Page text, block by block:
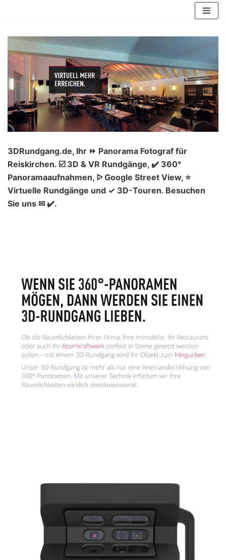
Inhalt
springen
3DRundgang.de, Ihr ⏩ Panorama Fotograf für
Reiskirchen. ☑️ 3D & VR Rundgänge, ✔️ 360°
Panoramaaufnahmen, ᐅ Google Street View, ⭐
Virtuelle Rundgänge und ✓ 3D-Touren. Besuchen
Sie uns ✉ ✔️.